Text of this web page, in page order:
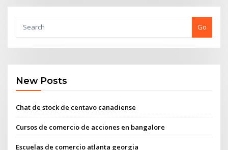
Go
New Posts
Chat de stock de centavo canadiense
Cursos de comercio de acciones en bangalore
Escuelas de comercio atlanta georgia